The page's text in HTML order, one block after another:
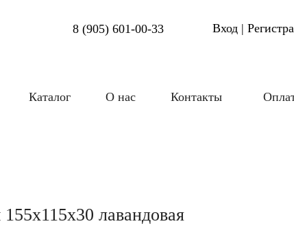
8 (905) 601-00-33 Вход |
Каталог О нас Контакты
лавандовая